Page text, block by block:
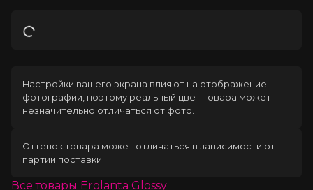
Загрузка
Настройки вашего экрана влияют на отображение
фотографии, поэтому реальный цвет товара может
незначительно отличаться от фото.
Оттенок товара может отличаться в зависимости от
партии поставки.
Все товары Erolanta Glossy